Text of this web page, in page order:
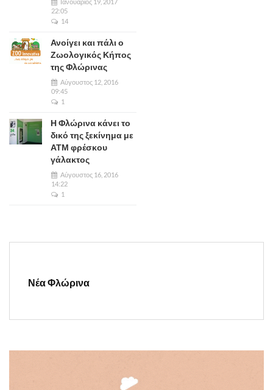
22:05
14
Ανοίγει και πάλι ο
Ζωολογικός Κήπος
της Φλώρινας
Αύγουστος 12, 2016
09:45
1
Η Φλώρινα κάνει το
δικό της ξεκίνημα με
ΑΤΜ φρέσκου
γάλακτος
Αύγουστος 16, 2016
14:22
1
Νέα Φλώρινα